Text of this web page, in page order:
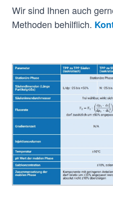
Wir sind Ihnen auch
Methoden behilflich.